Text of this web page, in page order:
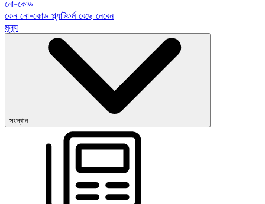
নো-কোড
কেন নো-কোড প্ল্যাটফর্ম বেছে নেবেন
মূল্য
সংস্থান